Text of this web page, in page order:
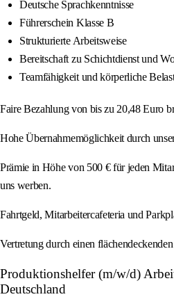
Deutsche Sprachkenntnisse
Führerschein Klasse B
Strukturierte Arbeitsweise
Bereitschaft zu Schichtdienst und
Teamfähigkeit und körperliche
Faire Bezahlung von bis zu 20,48 Euro
Hohe Übernahmemöglichkeit durch
Prämie in Höhe von 500 € für jeden
uns werben.
Fahrtgeld, Mitarbeitercafeteria und
Vertretung durch einen
Produktionshelfer (m/w/d)
Deutschland